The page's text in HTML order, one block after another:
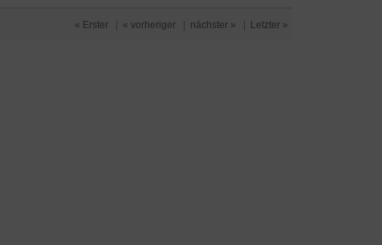
« Erster | « vorheriger | nächster » | Letzter »